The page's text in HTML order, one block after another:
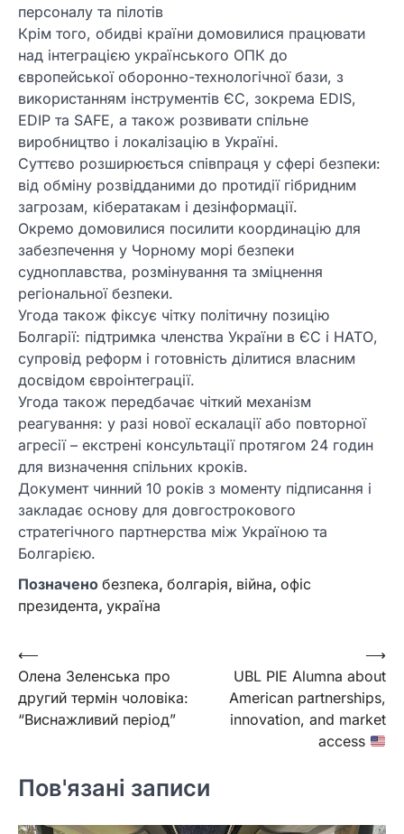
персоналу та пілотів
Крім того, обидві країни домовилися працювати
над інтеграцією українського ОПК до
європейської оборонно-технологічної бази, з
використанням інструментів ЄС, зокрема EDIS,
EDIP та SAFE, а також розвивати спільне
виробництво і локалізацію в Україні.
Суттєво розширюється співпраця у сфері безпеки:
від обміну розвідданими до протидії гібридним
загрозам, кібератакам і дезінформації.
Окремо домовилися посилити координацію для
забезпечення у Чорному морі безпеки
судноплавства, розмінування та зміцнення
регіональної безпеки.
Угода також фіксує чітку політичну позицію
Болгарії: підтримка членства України в ЄС і НАТО,
супровід реформ і готовність ділитися власним
досвідом євроінтеграції.
Угода також передбачає чіткий механізм
реагування: у разі нової ескалації або повторної
агресії – екстрені консультації протягом 24 годин
для визначення спільних кроків.
Документ чинний 10 років з моменту підписання і
закладає основу для довгострокового
стратегічного партнерства між Україною та
Болгарією.
Позначено безпека, болгарія, війна, офіс
президента, україна
Навігація
записів
⟵
Олена Зеленська про
другий термін чоловіка:
“Виснажливий період”
UBL PIE Alumna about
American partnerships,
innovation, and market
access
⟶
Пов'язані записи